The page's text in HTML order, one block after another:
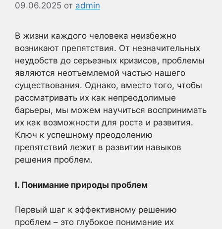
09.06.2025 от admin
В жизни каждого человека неизбежно
возникают препятствия. От незначительных
неудобств до серьезных кризисов, проблемы
являются неотъемлемой частью нашего
существования. Однако, вместо того, чтобы
рассматривать их как непреодолимые
барьеры, мы можем научиться воспринимать
их как возможности для роста и развития.
Ключ к успешному преодолению
препятствий лежит в развитии навыков
решения проблем.
I. Понимание природы проблем
Первый шаг к эффективному решению
проблем – это глубокое понимание их